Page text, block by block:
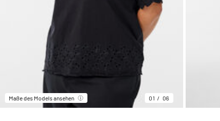
Maße des Models ansehen 01 06